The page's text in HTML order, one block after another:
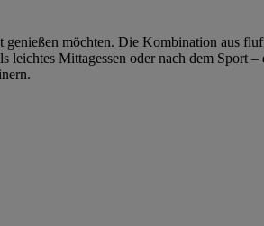
möchten. Die Kombination aus
Mittagessen oder nach dem Sport